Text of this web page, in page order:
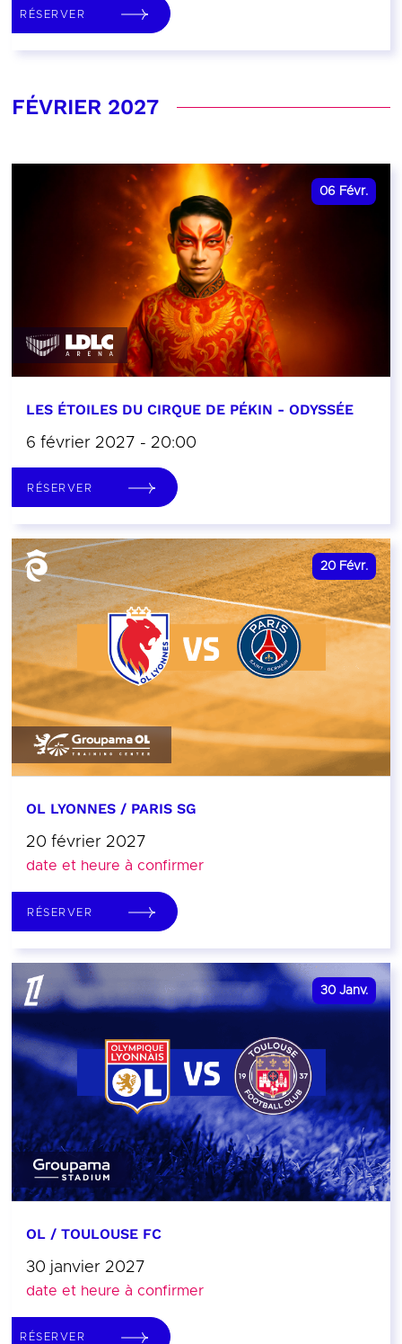
RÉSERVER
FÉVRIER 2027
06 Févr.
LES ÉTOILES DU CIRQUE DE PÉKIN - ODYSSÉE
6 février 2027 - 20:00
RÉSERVER
20 Févr.
OL LYONNES / PARIS SG
20 février 2027
date et heure à confirmer
RÉSERVER
30 Janv.
OL / TOULOUSE FC
30 janvier 2027
date et heure à confirmer
RÉSERVER